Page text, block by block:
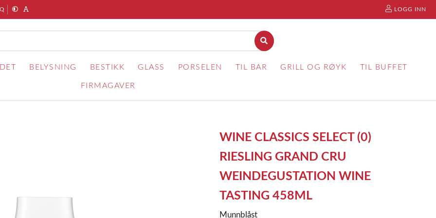
LOGG INN
BELYSNING BESTIKK GLASS PORSELEN TIL BAR GRILL OG RØYK TIL BUFFET
FIRMAGAVER
WINE CLASSICS SELECT (0)
RIESLING GRAND CRU
WEINDEGUSTATION WINE
TASTING 458ML
Munnblåst